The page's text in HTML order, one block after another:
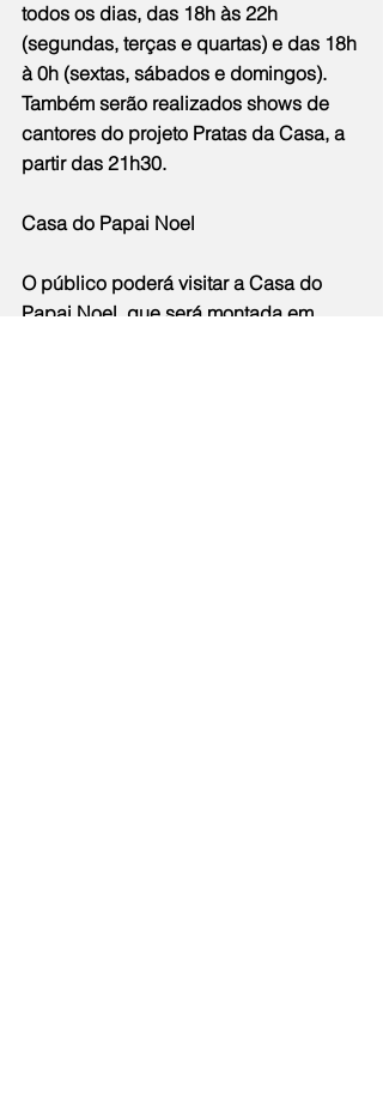
todos os dias, das 18h às 22h
(segundas, terças e quartas) e das 18h
à 0h (sextas, sábados e domingos).
Também serão realizados shows de
cantores do projeto Pratas da Casa, a
partir das 21h30.
Casa do Papai Noel
O público poderá visitar a Casa do
Papai Noel, que será montada em